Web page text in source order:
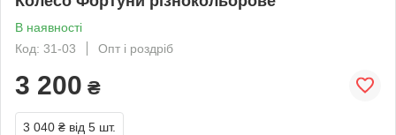
В наявності
Код: 31-03
Опт і роздріб
3 200 ₴
3 040 ₴ від 5 шт.